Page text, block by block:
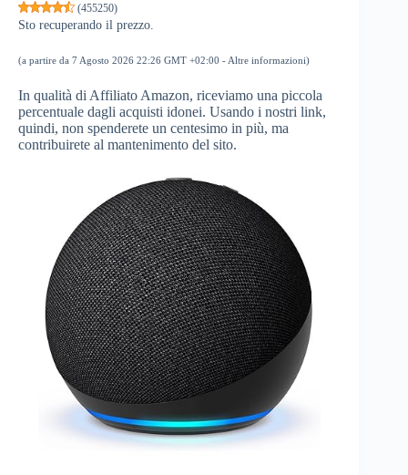
(455250)
Sto recuperando il prezzo.
(a partire da 7 Agosto 2026 22:26 GMT +02:00 - Altre informazioni)
In qualità di Affiliato Amazon, riceviamo una piccola
percentuale dagli acquisti idonei. Usando i nostri link,
quindi, non spenderete un centesimo in più, ma
contribuirete al mantenimento del sito.